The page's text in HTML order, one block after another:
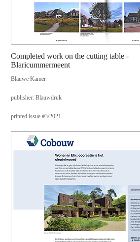
Completed work on the cutting table -
Blaricummermeent
Blauwe Kamer
publisher: Blauwdruk
printed issue #3/2021